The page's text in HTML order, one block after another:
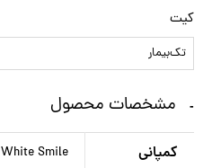
کیت
تک‌بیمار
مشخصات محصول
کمپانی White Smile